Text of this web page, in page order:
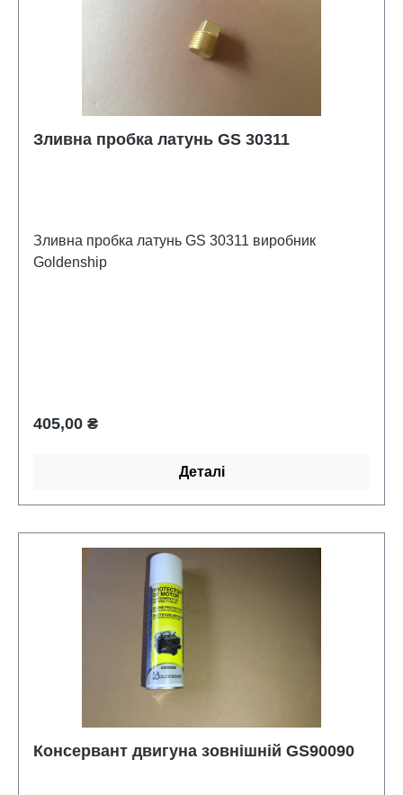
Зливна пробка латунь GS 30311
Зливна пробка латунь GS 30311 виробник
Goldenship
Звичайна ціна:
405,00 ₴
Деталі
Консервант двигуна зовнішній GS90090